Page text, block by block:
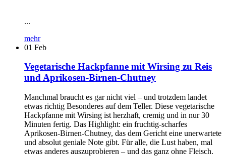
...
mehr
01 Feb
Vegetarische Hackpfanne mit Wirsing zu Reis
und Aprikosen-Birnen-Chutney
Manchmal braucht es gar nicht viel – und trotzdem landet
etwas richtig Besonderes auf dem Teller. Diese vegetarische
Hackpfanne mit Wirsing ist herzhaft, cremig und in nur 30
Minuten fertig. Das Highlight: ein fruchtig-scharfes
Aprikosen-Birnen-Chutney, das dem Gericht eine unerwartete
und absolut geniale Note gibt. Für alle, die Lust haben, mal
etwas anderes auszuprobieren – und das ganz ohne Fleisch.